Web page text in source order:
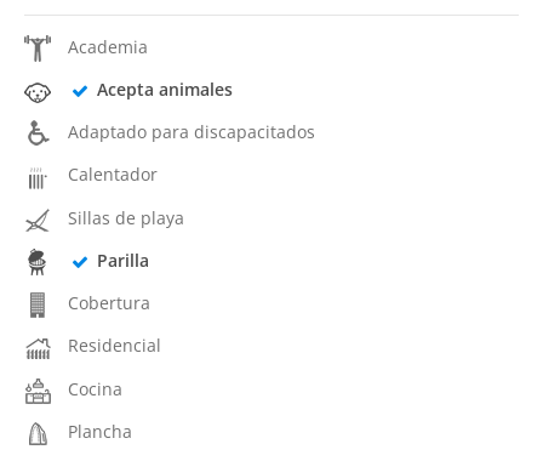
Academia
Acepta animales
Adaptado para discapacitados
Calentador
Sillas de playa
Parilla
Cobertura
Residencial
Cocina
Plancha